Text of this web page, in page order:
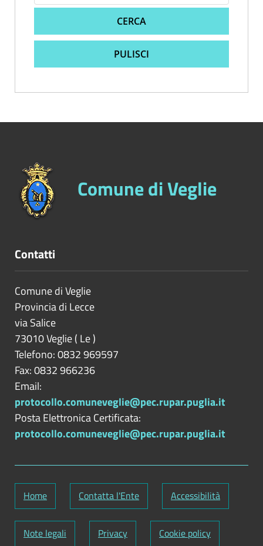
CERCA
PULISCI
Comune di Veglie
Contatti
Comune di Veglie
Provincia di Lecce
via Salice
73010Veglie( Le)
Telefono: 0832 969597
Fax: 0832 966236
Email:
protocollo.comuneveglie@pec.rupar.puglia.it
Posta Elettronica Certificata:
protocollo.comuneveglie@pec.rupar.puglia.it
Home Contatta l'Ente Accessibilità
Note legali Privacy Cookie policy